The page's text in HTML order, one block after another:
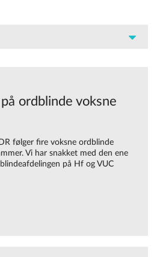
ordblinde voksne
følger fire voksne ordblinde
Vi har snakket med den ene
på Hf og VUC